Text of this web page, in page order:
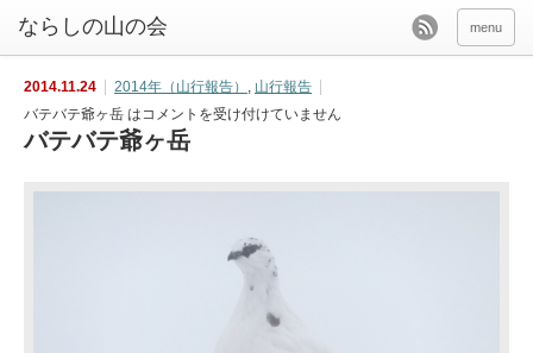
menu
2014.11.24 2014年（山行報告） , 山行報告
バテバテ爺ヶ岳 はコメントを受け付けていません
バテバテ爺ヶ岳